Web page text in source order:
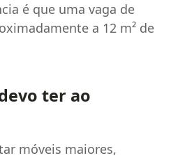
é que uma vaga de
a 12 m² de
ter ao
móveis maiores,